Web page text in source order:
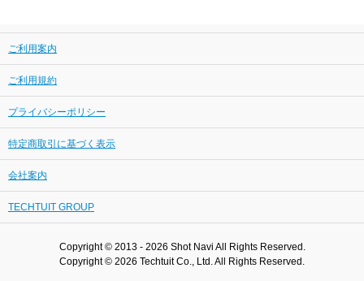
ご利用案内
ご利用規約
プライバシーポリシー
特定商取引に基づく表示
会社案内
TECHTUIT GROUP
Copyright © 2013 - 2026 Shot Navi All Rights Reserved.
Copyright © 2026 Techtuit Co., Ltd. All Rights Reserved.